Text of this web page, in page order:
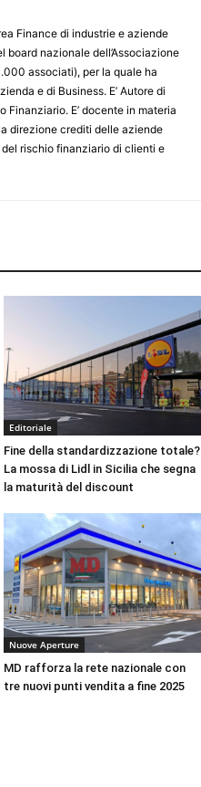
Finance di industrie e aziende
board nazionale dell’Associazione
associati), per la quale ha
e di Business. E’ Autore di
Finanziario. E’ docente in materia
direzione crediti delle aziende
rischio finanziario di clienti e
Editoriale
Fine della standardizzazione totale?
La mossa di Lidl in Sicilia che segna
la maturità del discount
Nuove Aperture
MD rafforza la rete nazionale con
tre nuovi punti vendita a fine 2025